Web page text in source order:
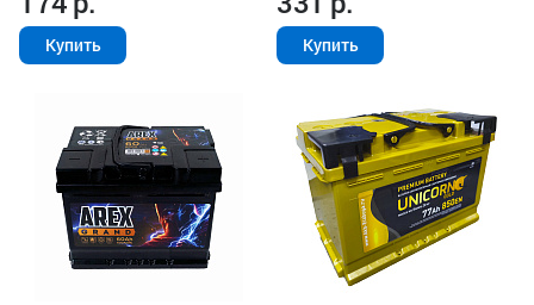
Купить Купить